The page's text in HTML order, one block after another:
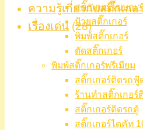
สติ๊กเกอร์โฆษณ
ป้ายสติ๊กเกอร์
พิมพ์สติ๊กเกอร์
ตัดสติ๊กเกอร์
พิมพ์สติ๊กเกอร์พรีเมียม
สติ๊กเกอร์ติดรถฟู้
ร้านทำสติ๊กเกอร์
สติ๊กเกอร์ติดรถตู้
สติ๊กเกอร์ไดคัท
ความรู้เกี่ยวกับสติ๊กเกอ
เรื่องเด่น (28)